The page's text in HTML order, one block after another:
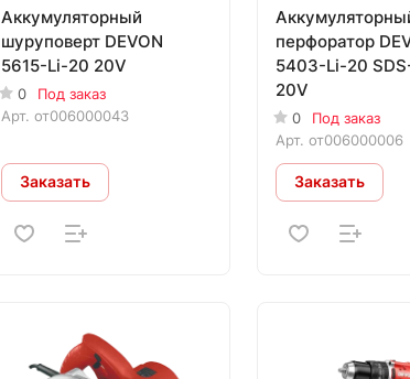
Аккумуляторный
шуруповерт DEVON
5615-Li-20 20V
0
Под заказ
Арт. от006000043
Заказать
перфоратор
5403-Li-20
20V
0
Под заказ
Арт. от006000006
Заказать